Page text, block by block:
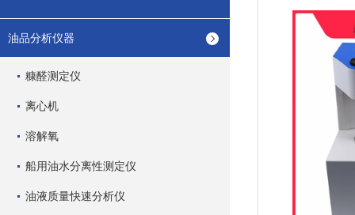
油品分析仪器
糠醛测定仪
离心机
溶解氧
船用油水分离性测定仪
油液质量快速分析仪